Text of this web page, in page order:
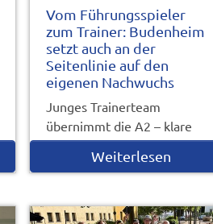
Vom Führungsspieler
zum Trainer: Budenheim
setzt auch an der
Seitenlinie auf den
eigenen Nachwuchs
Junges Trainerteam
übernimmt die A2 – klare
Idee, klare Rollen, klare…
Weiterlesen